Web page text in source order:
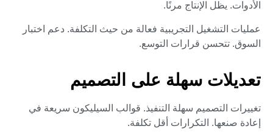
الأدوات. يظل الإنتاج مرنًا.
عمليات التشغيل التجريبية فعالة من حيث التكلفة. دعم اختبار
السوق. تتحسن قرارات التوسع.
تعديلات سهلة على التصميم
تغييرات التصميم سهلة التنفيذ. قوالب السيليكون سريعة في
إعادة صنعها. التكرارات أقل تكلفة.